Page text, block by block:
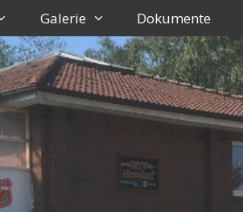
Galerie Dokumente